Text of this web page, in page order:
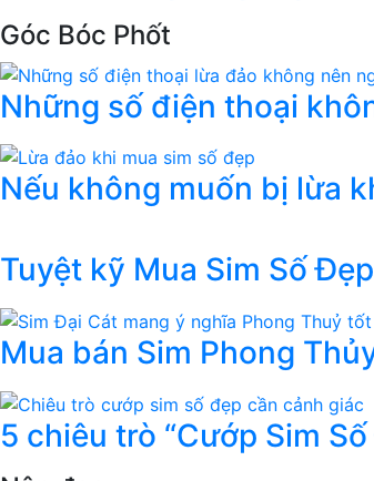
Góc Bóc Phốt
Những số điện thoại
Nếu không muốn bị lừa
Tuyệt kỹ Mua Sim Số
Mua bán Sim Phong
5 chiêu trò “Cướp Sim